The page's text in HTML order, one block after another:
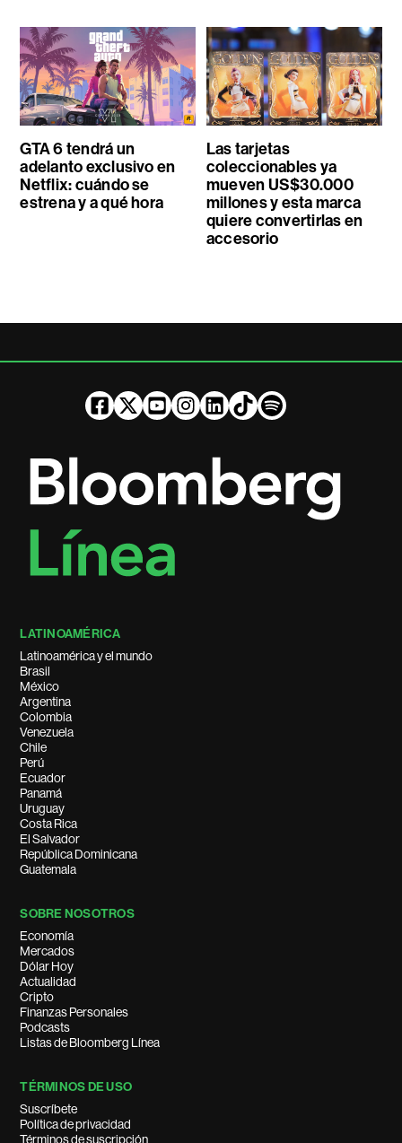
GTA 6 tendrá un
adelanto exclusivo en
Netflix: cuándo se
estrena y a qué hora
Las tarjetas
coleccionables ya
mueven US$30.000
millones y esta marca
quiere convertirlas en
accesorio
LATINOAMÉRICA
Latinoamérica y el mundo
Brasil
México
Argentina
Colombia
Venezuela
Chile
Perú
Ecuador
Panamá
Uruguay
Costa Rica
El Salvador
República Dominicana
Guatemala
SOBRE NOSOTROS
Economía
Mercados
Dólar Hoy
Actualidad
Cripto
Finanzas Personales
Podcasts
Listas de Bloomberg Línea
TÉRMINOS DE USO
Suscríbete
Política de privacidad
Términos de suscripción